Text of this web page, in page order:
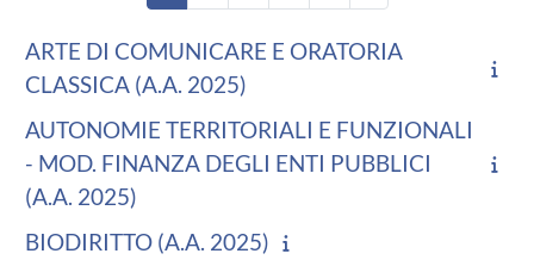
ARTE DI COMUNICARE E ORATORIA
CLASSICA (A.A. 2025)
AUTONOMIE TERRITORIALI E FUNZIONALI
- MOD. FINANZA DEGLI ENTI PUBBLICI
(A.A. 2025)
BIODIRITTO (A.A. 2025)